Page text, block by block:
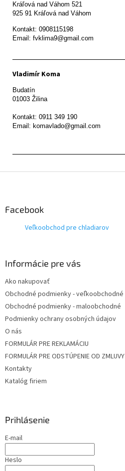
Kráľová nad Váhom 521
Kontakt: 0908115198
Email: fvklima9@gmail.com
Vladimír Koma
Budatín
01003 Žilina
Kontakt: 0911 349 190
Facebook
Veľkoobchod pre chladiarov
Informácie pre vás
Ako nakupovať
Obchodné podmienky - veľkoobchodné
Obchodné podmienky - maloobchodné
Podmienky ochrany osobných údajov
O nás
FORMULÁR PRE REKLAMÁCIU
FORMULÁR PRE ODSTÚPENIE OD ZMLUVY
Kontakty
Katalóg firiem
Prihlásenie
E-mail
Heslo